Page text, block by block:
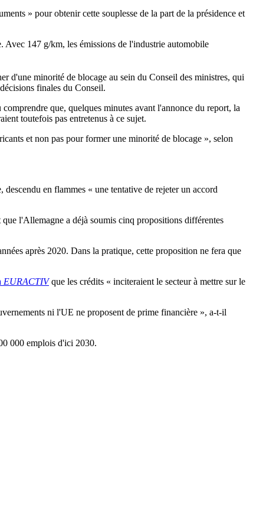
» pour obtenir cette souplesse de la part de la présidence et
Avec 147 g/km, les émissions de l'industrie automobile
d'une minorité de blocage au sein du Conseil des ministres, qui
finales du Conseil.
que, quelques minutes avant l'annonce du report, la
toutefois pas entretenus à ce sujet.
et non pas pour former une minorité de blocage », selon
en flammes « une tentative de rejeter un accord
l'Allemagne a déjà soumis cinq propositions différentes
après 2020. Dans la pratique, cette proposition ne fera que
EURACTIVque les crédits « inciteraient le secteur à mettre sur le
ni l'UE ne proposent de prime financière », a-t-il
000 emplois d'ici 2030.